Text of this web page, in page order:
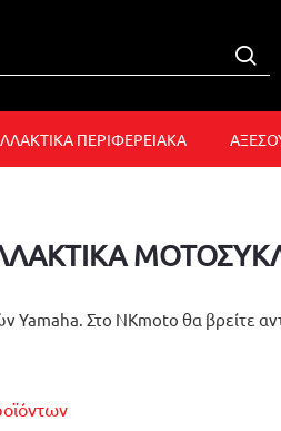
ΠΕΡΙΦΕΡΕΙΑΚΑ
Yamaha. Στο NKmoto θα βρείτε